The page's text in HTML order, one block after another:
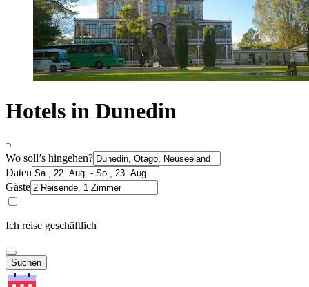
Hotels in Dunedin
Wo soll’s hingehen?
Daten
Gäste
Ich reise geschäftlich
Suchen